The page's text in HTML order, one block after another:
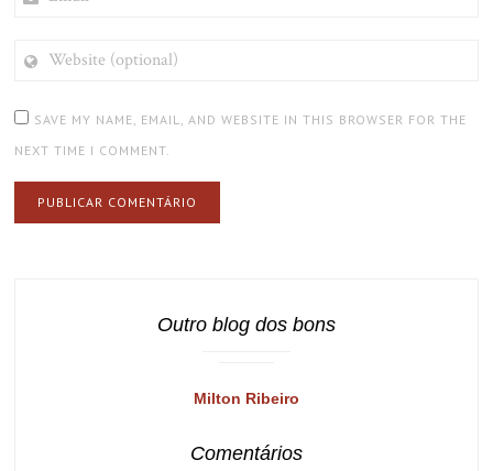
(OPTIONAL)
SAVE MY NAME, EMAIL, AND WEBSITE IN THIS BROWSER FOR THE
NEXT TIME I COMMENT.
Outro blog dos bons
Milton Ribeiro
Comentários